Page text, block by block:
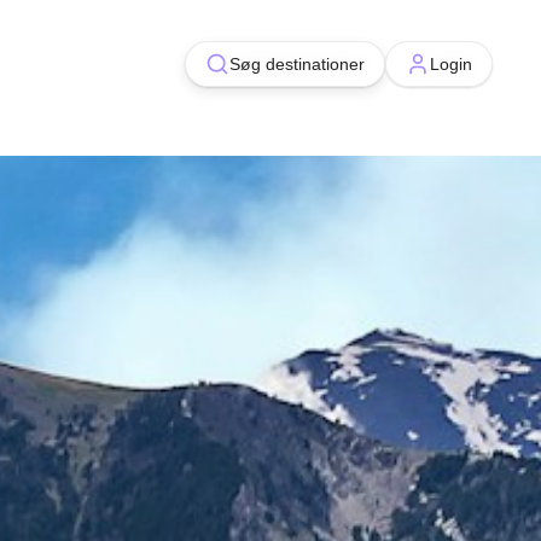
Søg destinationer Login
Søg destinationer Login